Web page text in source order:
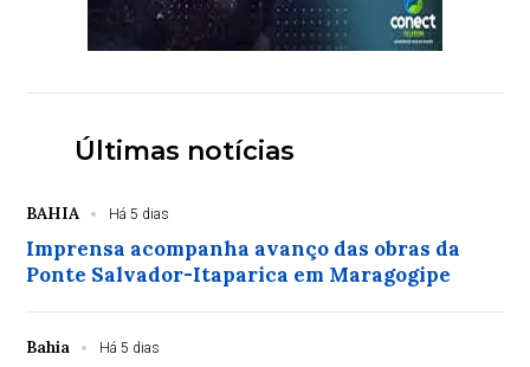
Últimas notícias
BAHIA Há 5 dias
Imprensa acompanha avanço das obras da
Ponte Salvador-Itaparica em Maragogipe
Bahia Há 5 dias